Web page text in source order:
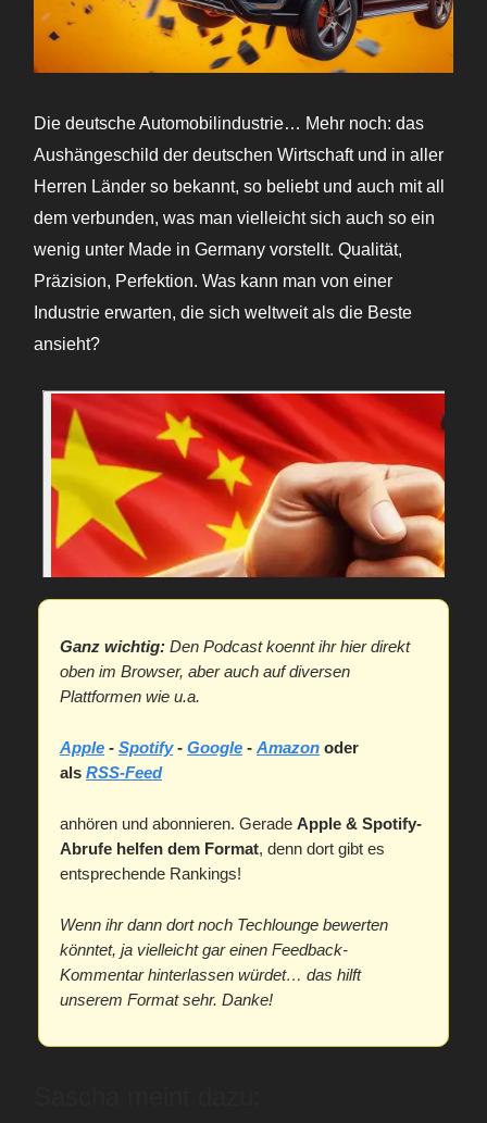
Die deutsche Automobilindustrie… Mehr noch: das
Aushängeschild der deutschen Wirtschaft und in aller
Herren Länder so bekannt, so beliebt und auch mit all
dem verbunden, was man vielleicht sich auch so ein
wenig unter Made in Germany vorstellt. Qualität,
Präzision, Perfektion. Was kann man von einer
Industrie erwarten, die sich weltweit als die Beste
ansieht?
Ganz wichtig: Den Podcast koennt ihr hier direkt
oben im Browser, aber auch auf diversen
Plattformen wie u.a.
Apple - Spotify- Google - Amazon oder
als RSS-Feed
anhören und abonnieren. Gerade Apple & Spotify-
Abrufe helfen dem Format, denn dort gibt es
entsprechende Rankings!
Wenn ihr dann dort noch Techlounge bewerten
könntet, ja vielleicht gar einen Feedback-
Kommentar hinterlassen würdet… das hilft
unserem Format sehr. Danke!